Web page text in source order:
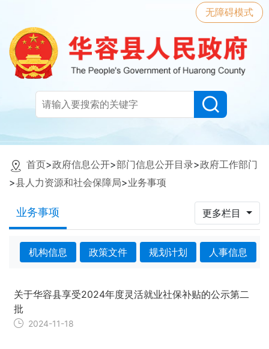
无障碍模式
首页>政府信息公开>部门信息公开目录>政府工作部门
>县人力资源和社会保障局>业务事项
业务事项 更多栏目
机构信息 政策文件 规划计划 人事信息
关于华容县享受2024年度灵活就业社保补贴的公示第二
批
2024-11-18